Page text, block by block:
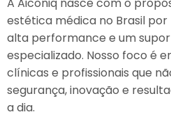
estética médica no Brasil
alta performance e um
especializado. Nosso foco é
clínicas e profissionais que
segurança, inovação e
a dia.